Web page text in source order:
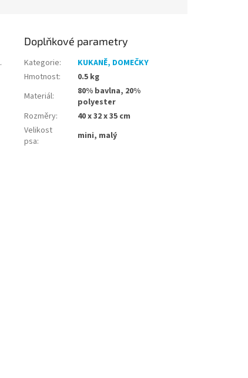
Doplňkové parametry
Kategorie:
KUKANĚ, DOMEČKY
Hmotnost:
0.5 kg
Materiál:
80% bavlna, 20%
polyester
Rozměry:
40 x 32 x 35 cm
Velikost
psa: mini, malý